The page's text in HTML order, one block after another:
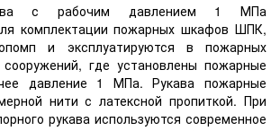
с рабочим давлением 1 МПа
комплектации пожарных шкафов ШПК,
и эксплуатируются в пожарных
где установлены пожарные
давление 1 МПа. Рукава пожарные
нити с латексной пропиткой. При
рукава используются современное